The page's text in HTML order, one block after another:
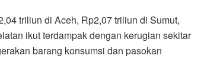
triliun di Aceh, Rp2,07 triliun di Sumut,
ikut terdampak dengan kerugian sekitar
barang konsumsi dan pasokan